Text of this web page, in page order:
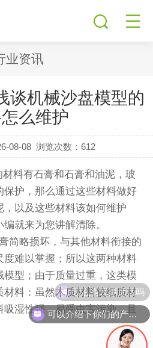
业资讯
谈机械沙盘模型的
么维护
08-08 浏览次数：612
材料有石膏和石膏和油泥，玻
保护，那么通过这些材料做好
，以及这些材料该如何维护
编就来为您讲解清除。
略损坏，与其他材料衔接的
难以掌握；所以这两种材料
型；由于质量过重，这类模
料：虽然木质材料较纸质材
湿性强，易受虫害污染，且
可以介绍下你们的产品么
现在有优惠活动吗